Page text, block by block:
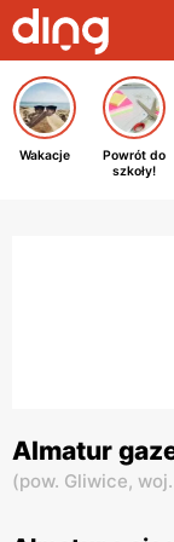
Wakacje
Powrót do
szkoły!
Almatur
(pow. Gliwice,